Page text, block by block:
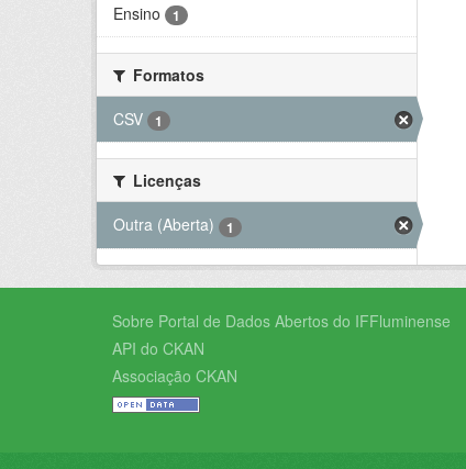
Ensino
1
Formatos
CSV
1
Licenças
Outra (Aberta)
1
Sobre Portal de Dados Abertos do IFFluminense
API do CKAN
Associação CKAN